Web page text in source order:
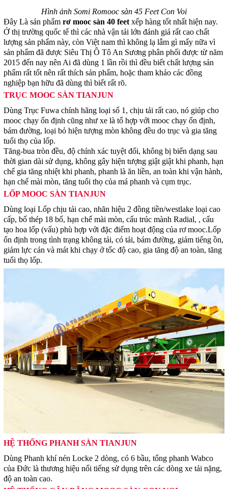
Hình ảnh Somi Romooc sàn 45 Feet Con Voi
Đây Là sản phẩm rơ mooc sàn 40 feet xếp hàng tốt nhất hiện nay.
Ở thị trường quốc tế thì các nhà vận tải lớn đánh giá rất cao chất
lượng sản phẩm này, còn Việt nam thì không lạ lẫm gì mấy nữa vì
sản phẩm đã được Siêu Thị Ô Tô An Sương phân phối được từ năm
2015 đến nay nên Ai đã dùng 1 lần rồi thì đều biết chất lượng sản
phẩm rất tốt nên rất thích sản phẩm, hoặc tham khảo các đồng
nghiệp bạn hữu đã dùng thì biết rất rõ.
TRỤC MOOC SÀN TIANJUN
Dùng Trục Fuwa chính hãng loại số 1, chịu tải rất cao, nó giúp cho
mooc chạy ổn định cũng như xe là tổ hợp với mooc chạy ổn định,
bám đường, loại bỏ hiện tượng mòn không đều do trục và gia tăng
tuổi thọ của lốp.
Tăng-bua tròn đều, độ chính xác tuyệt đối, không bị biến dạng sau
thời gian dài sử dụng, không gây hiện tượng giật giật khi phanh, hạn
chế gia tăng nhiệt khi phanh, phanh là ăn liền, an toàn khi vận hành,
hạn chế mài mòn, tăng tuổi thọ của má phanh và cụm trục.
LỐP MOOC SÀN TIANJUN
Dùng loại Lốp chịu tải cao, nhãn hiệu 2 đồng tiền/westlake loại cao
cấp, bố thép 18 bố, hạn chế mài mòn, cấu trúc mành Radial, , cấu
tạo hoa lốp (vấu) phù hợp với đặc điểm hoạt động của rơ mooc.Lốp
ổn định trong tình trạng không tải, có tải, bám đường, giảm tiếng ồn,
giảm lực cản và mát khi chạy ở tốc độ cao, gia tăng độ an toàn, tăng
tuổi thọ lốp.
HỆ THỐNG PHANH SÀN TIANJUN
Dùng Phanh khí nén Locke 2 dòng, có 6 bầu, tổng phanh Wabco
của Đức là thương hiệu nổi tiếng sử dụng trên các dòng xe tải nặng,
độ an toàn cao.